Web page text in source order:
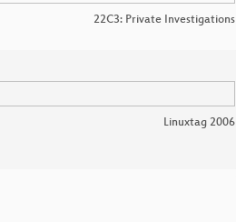
22C3: Private Investigations
Linuxtag 2006